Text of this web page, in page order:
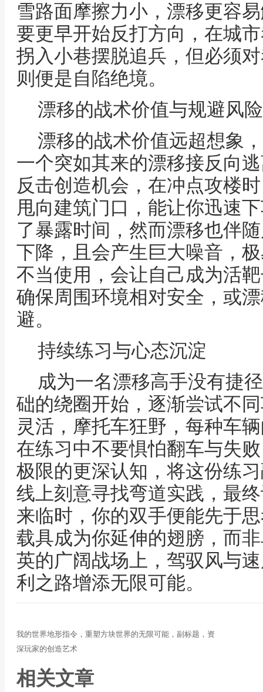
雪路面摩擦力小，漂移更容
要更早开始反打方向，在城
拐入小巷摆脱追兵，但必须
则便是自陷绝境。
漂移的战术价值与规避风险
漂移的战术价值远超想象
一个突如其来的漂移接反向
反击创造机会，在冲点攻楼
甩向建筑门口，能让你迅速
了暴露时间，然而漂移也伴
下降，且会产生巨大噪音，
不当使用，会让自己成为活
确保周围环境相对安全，或
避。
持续练习与心态沉淀
成为一名漂移高手没有捷
础的绕圈开始，逐渐尝试不
灵活，摩托车狂野，每种车
在练习中不要惧怕翻车与失
极限的更深认知，将这份练
线上刻意寻找弯道实践，最
来临时，你的双手便能先于
载具成为你延伸的翅膀，而
英的广阔战场上，驾驭风与
利之路增添无限可能。
我的世界地形指令，重塑方块世界的无限可能，副标题，资
深玩家的创造艺术
相关文章